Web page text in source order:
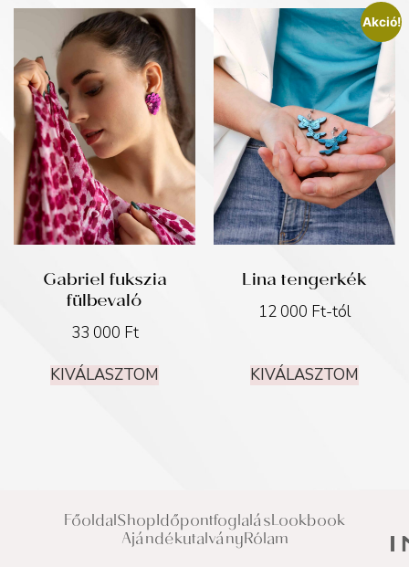
Gabriel fukszia
fülbevaló
33 000 Ft
KIVÁLASZTOM
Akció!
Lina tengerkék
12 000 Ft-tól
KIVÁLASZTOM
FőoldalShopIdőpontfoglalásLookbook
AjándékutalványRólam